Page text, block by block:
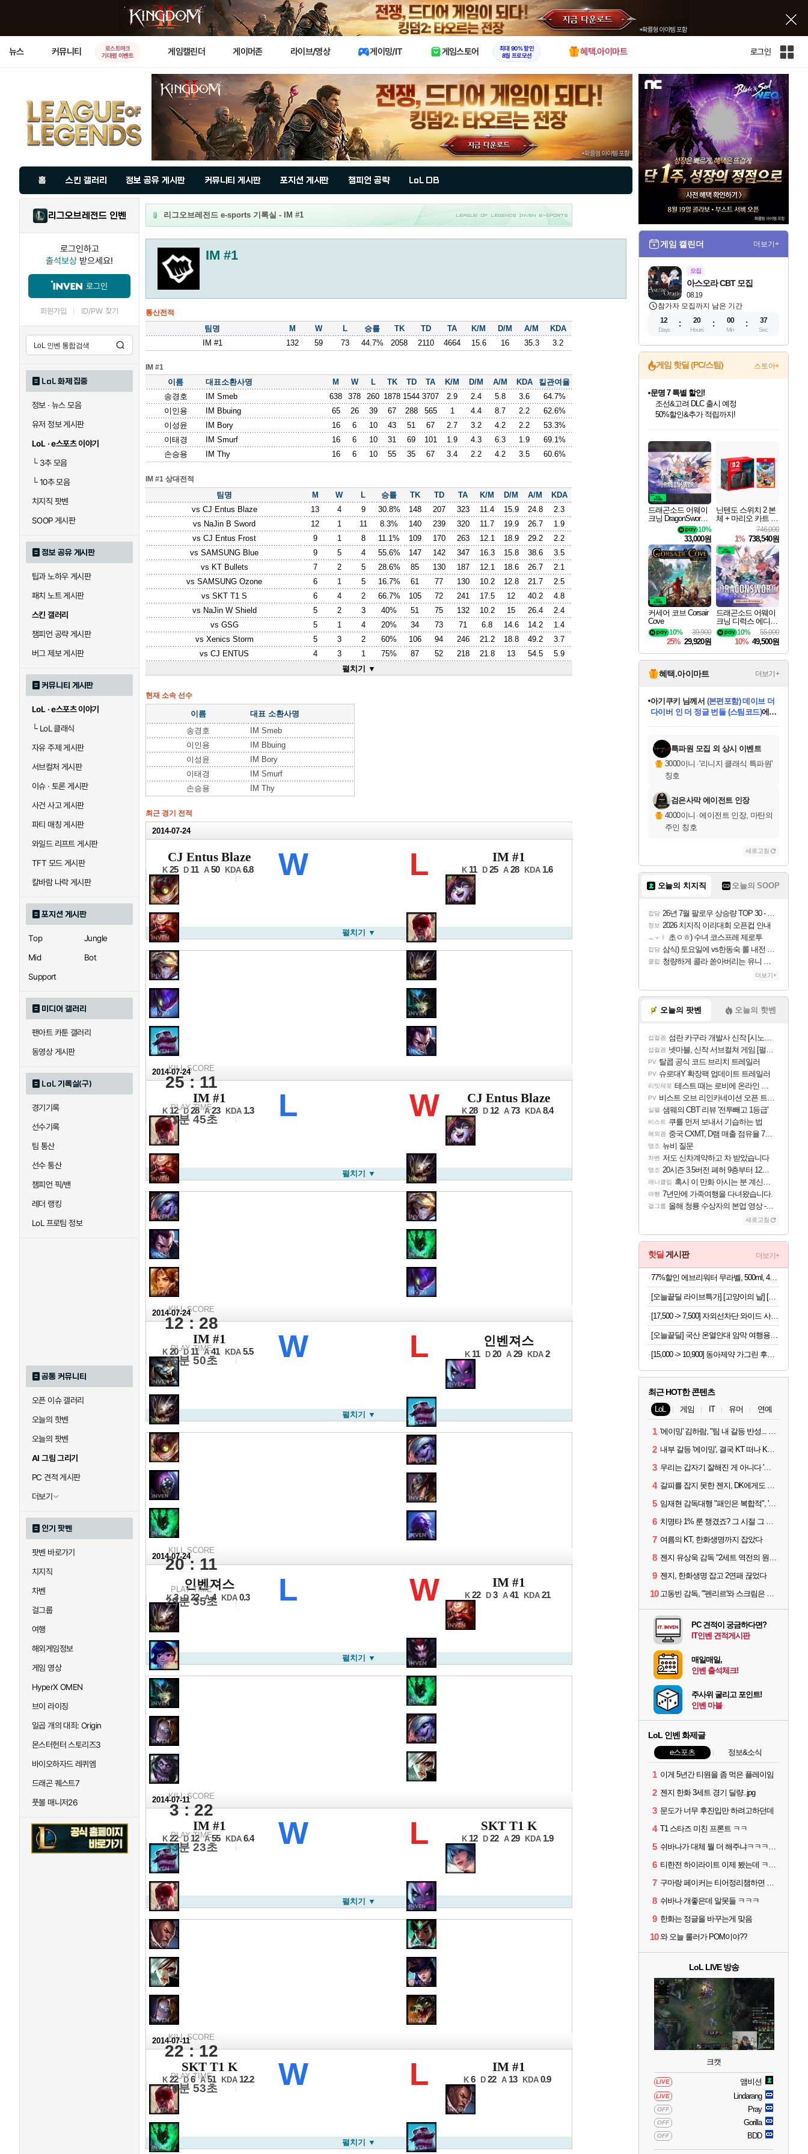
X
뉴스 커뮤니티
로스트아크
기대평 이벤트
게임캘린더 게이머존 라이브/영상 게이밍/IT 게임스토어
최대 90% 할인
8월 프로모션
혜택.아이마트 로그인
인
전
체
사
홈 스킨 갤러리 정보 공유 게시판 커뮤니티 게시판 포지션 게시판 챔피언 공략 LoL DB
리그오브레전드 인벤
로그인하고
출석보상 받으세요!
로그인
회원가입 ID/PW 찾기
LoL 화제 집중
정보 · 뉴스 모음
유저 정보 게시판
LoL · e스포츠 이야기
└3추 모음
└10추 모음
치지직 팟벤
SOOP 게시판
정보 공유 게시판
팁과 노하우 게시판
패치 노트 게시판
스킨 갤러리
챔피언 공략 게시판
버그 제보 게시판
커뮤니티 게시판
LoL · e스포츠 이야기
└LoL 클래식
자유 주제 게시판
서브컬처 게시판
이슈 · 토론 게시판
사건 사고 게시판
파티 매칭 게시판
와일드 리프트 게시판
TFT 모드 게시판
칼바람 나락 게시판
포지션 게시판
Top
Jungle
Mid
Bot
Support
미디어 갤러리
팬아트 카툰 갤러리
동영상 게시판
LoL 기록실(구)
경기기록
선수기록
팀 통산
선수 통산
챔피언 픽/밴
레더 랭킹
LoL 프로팀 정보
공통 커뮤니티
오픈 이슈 갤러리
오늘의 핫벤
오늘의 팟벤
AI 그림 그리기
PC 견적 게시판
더보기
인기 팟벤
팟벤 바로가기
치지직
차벤
걸그룹
여행
해외게임정보
게임 영상
HyperX OMEN
브이 라이징
일곱 개의 대죄: Origin
몬스터헌터 스토리즈3
바이오하자드 레퀴엠
드래곤 퀘스트7
풋볼 매니저26
리그오브레전드 e-sports 기록실 - IM #1
IM #1
통산전적
팀명 M W L 승률 TK TD TA K/M D/M A/M
KDA
IM #1
132 59 73 44.7% 2058 2110 4664 15.6 16 35.3 3.2
IM #1
이름 대표소환사명 M W L TK TD TA K/M D/M A/M KDA
킬관여율
송경호
IM Smeb 638 378 260 1878 1544 3707 2.9 2.4 5.8 3.6
64.7%
이인용
IM Bbuing 65 26 39 67 288 565 1 4.4 8.7 2.2
62.6%
이성윤
IM Bory 16 6 10 43 51 67 2.7 3.2 4.2 2.2
53.3%
이태경
IM Smurf 16 6 10 31 69 101 1.9 4.3 6.3 1.9
69.1%
손승용
IM Thy 16 6 10 55 35 67 3.4 2.2 4.2 3.5 60.6%
IM #1 상대전적
팀명 M W L 승률 TK TD TA K/M D/M A/M
KDA
vs CJ Entus Blaze 13 4 9 30.8% 148 207 323 11.4 15.9 24.8
2.3
vs NaJin B Sword 12 1 11 8.3% 140 239 320 11.7 19.9 26.7
1.9
vs CJ Entus Frost 9 1 8 11.1% 109 170 263 12.1 18.9 29.2
2.2
vs SAMSUNG Blue 9 5 4 55.6% 147 142 347 16.3 15.8 38.6
3.5
vs KT Bullets 7 2 5 28.6% 85 130 187 12.1 18.6 26.7
2.1
vs SAMSUNG Ozone 6 1 5 16.7% 61 77 130 10.2 12.8 21.7
2.5
vs SKT T1 S 6 4 2 66.7% 105 72 241 17.5 12 40.2
4.8
vs NaJin W Shield 5 2 3 40% 51 75 132 10.2 15 26.4
2.4
vs GSG 5 1 4 20% 34 73 71 6.8 14.6 14.2
1.4
vs Xenics Storm 5 3 2 60% 106 94 246 21.2 18.8 49.2
3.7
vs CJ ENTUS 4 3 1 75% 87 52 218 21.8 13 54.5
5.9
펼치기 ▼
현재 소속 선수
이름
대표 소환사명
송경호
IM Smeb
이인용
IM Bbuing
이성윤
IM Bory
이태경
IM Smurf
손승용
IM Thy
최근 경기 전적
2014-07-24
12강 B조 2경기 2세트
CJ Entus Blaze
K 25 D 11 A 50 KDA 6.8 W L IM #1
K 11 D 25 A 28 KDA 1.6
KILL SCORE
25 : 11
PLAY TIME
31분 45초
펼치기 ▼
2014-07-24
12강 B조 2경기 1세트
IM #1
K 12 D 28 A 23 KDA 1.3 L W CJ Entus Blaze
K 28 D 12 A 73 KDA 8.4
KILL SCORE
12 : 28
PLAY TIME
36분 50초
펼치기 ▼
2014-07-24
12강 B조 1경기 2세트
IM #1
K 20 D 11 A 41 KDA 5.5 W L 인벤져스
K 11 D 20 A 29 KDA 2
KILL SCORE
20 : 11
PLAY TIME
29분 35초
펼치기 ▼
2014-07-24
12강 B조 1경기 1세트
인벤져스
K 3 D 22 A 4 KDA 0.3 L W IM #1
K 22 D 3 A 41 KDA 21
KILL SCORE
3 : 22
PLAY TIME
33분 23초
펼치기 ▼
2014-07-11
16강 11일차 1경기 2세트
IM #1
K 22 D 12 A 55 KDA 6.4 W L SKT T1 K
K 12 D 22 A 29 KDA 1.9
KILL SCORE
22 : 12
PLAY TIME
40분 53초
펼치기 ▼
2014-07-11
16강 11일차 1경기 1세트
SKT T1 K
K 22 D 6 A 51 KDA 12.2 W L IM #1
K 6 D 22 A 13 KDA 0.9
펼치기 ▼
게임 캘린더 더보기+
모집
08.19
아스오라 CBT 모집
참가자 모집까지 남은 기간
12
Days
20
Hours
00
Min
36
Sec
게임 핫딜 (PC/스팀) 스토어+
최대 90% 할인가를 만나보세요!
네이버혜택과 함께 만나보세요!
문명 7 특별 할인!
조선&고려 DLC 출시 예정
50%할인&추가 적립까지!
이니&베니 혜택까지!
네이버 혜택가와 함께 예약하세요!
할인&네이버혜택으로 만나보세요!
네이버페이 혜택과 만나보세요!
40주년 프로모션으로 만나보세요!
네이버 포인트 혜택까지!
할인가에 만나보세요!
일부 에디션 상시 할인!
혜택으로 예약 판매 중
편안하게 충전하세요
드래곤소드 어웨이
크닝 DragonSword A
10%
33,000원
닌텐도 스위치 2 본
체 + 마리오 카트 월
746,000
1% 738,540원
커세어 코브 Corsair
Cove
39,900
10%
25% 29,920원
드래곤소드 어웨이
크닝 디럭스 에디션
DragonSword Awake
ning Deluxe Edition
55,000
10%
10% 49,500원
혜택.아이마트 더보기+
당첨되셨습니다.
아기쿠키 님께서 (본편포함) 데이브 더
다이버 인 더 정글 번들 (스팀코드)에
당첨되셨습니다.
당첨되셨습니다.
에디션 (스팀코드)를 교환.
당첨되셨습니다.
당첨되셨습니다.
당첨되셨습니다.
당첨되셨습니다.
특파원 모집 외 상시 이벤트
3000이니 ·'리니지 클래식 특파원'
칭호
검은사막 에이전트 인장
4000이니 ·에이전트 인장, 마탄의
주인 칭호
새로고침
오늘의 치지직 오늘의 SOOP
잡담 26년 7월 팔로우 상승량 TOP 30 - 월간 치지직
정보 2026 치지직 이리대회 오픈컵 안내
ㅗㅜㅑ 초ㅇㅎ) 수녀 코스프레 제로투
잡담 삼식) 토요일에 vs한동숙 롤 내전 예정
클립 청량하게 콜라 쏟아버리는 유니 ㅋㅋㅋ
더보기+
오늘의 팟벤 오늘의 핫벤
섭컬겜 섬란 카구라 개발사 신작 [시노비 넥서스] 연내 출시 예정
섭컬겜 넷마블, 신작 서브컬쳐 게임 [펄 인 블루] 티저 사이트 오픈
PV 탈콥 공식 코드 브리치 트레일러
PV 슈로대Y 확장팩 업데이트 트레일러
리밋제로 테스트 때는 로비에 온라인 기능이 있는데
PV 비스트 오브 리인카네이션 오픈 트레일러
실팰 샘웨의 CBT 리뷰 '전투빼고 1등급'
비스트 쿠를 먼저 보내서 기습하는 법
해외겜 중국 CXMT, D램 매출 점유율 7%…글로벌 4위로 부상
명조 뉴비 질문
차벤 저도 신차계약하고 차 받았습니다
명조 20시즌 3.5버전 폐허 9층부터 12층까지 클리어 조합 | 죽음의 노래와 바닷속 폐허 |
애니클립 혹시 이 만화 아시는 분 계신가요
여행 7년만에 가족여행을 다녀왔습니다.
걸그룹 올해 청룡 수상자의 본업 영상 - 스테이씨 윤
새로고침
핫딜 게시판 더보기+
77%할인 에브리워터 무라벨, 500ml, 40개
[오늘끝딜 라이브특가] [고양이의 날] [호퍼 패키지] 리터로봇4 고양이 자동 화장실(블랙) + 리터호퍼
[17,500 -> 7,500] 자외선차단 와이드 사파리모자
[15,000 -> 10,900] 동아제약 가그린 후레쉬브레스 치약 120g 3개
최근 HOT한 콘텐츠
LoL 게임 IT 유머 연예
1 '에이밍' 김하람, "팀 내 갈등 반성... 끝까지 뛰고 싶었다"
2 내부 갈등 '에이밍', 결국 KT 떠나 KRX로...'지우'와 트레이드
3 우리는 갑자기 잘해진 게 아니다 '씨맥' 김대호 감독의 자신감
4 갈피를 잡지 못한 젠지, DK에게도 0:2 패배
5 임재현 감독대행 "패인은 복합적", '도란' "팀에 과부하 왔다"
6 치명타 1% 룬 챙겼죠? 그 시절 그 감성 '롤 클래식' 30일 출시
7 여름의 KT, 한화생명까지 잡았다
8 젠지 유상욱 감독 "2세트 역전의 원인...너무 급했다"
9 젠지, 한화생명 잡고 2연패 끊었다
10 고동빈 감독, "'펜리르'와 스크림은 못 해봤다...선발 고정할 듯"
PC 견적이 궁금하다면?
IT인벤 견적게시판
매일매일,
인벤 출석체크!
주사위 굴리고 포인트!
인벤 마블
LoL 인벤 화제글
e스포츠 정보&소식
1 이게 5년간 티원을 좀 먹은 플레이임
2 젠지 한화 3세트 경기 딜량..jpg
3 문도가 너무 후진입만 하려고하던데
4 T1 스타즈 미친 프론트 ㅋㅋ
5 쉬바나가 대체 뭘 더 해주냐ㅋㅋㅋㅋㅋㅋ
6 티한전 하이라이트 이제 봤는데 ㅋㅋㅋ
7 구마랑 페이커는 티어정리챔하면 안됨
8 쉬바나 개좋은데 알못들 ㅋㅋㅋ
9 한화는 정글을 바꾸는게 맞음
10 와 오늘 룰러가 POM이야??
LoL LIVE 방송
크캣
LIVE 앰비션
LIVE Lindarang
OFF Pray
OFF Gorilla
OFF BDD